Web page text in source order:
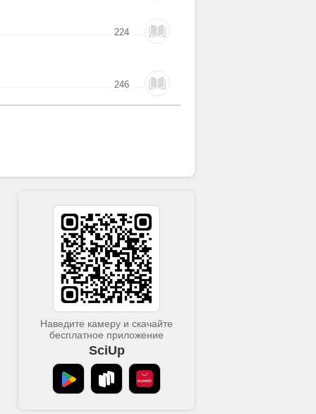
224
246
Наведите камеру и скачайте
бесплатное приложение
SciUp